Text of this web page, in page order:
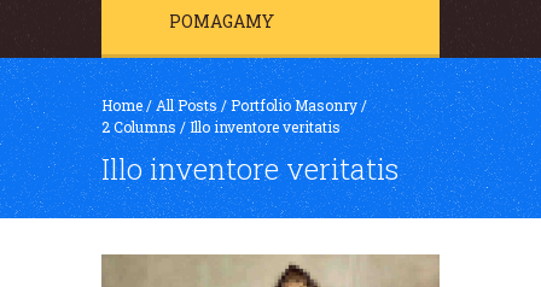
POMAGAMY
Home/All Posts/Portfolio Masonry/
2 Columns/Illo inventore veritatis
Illo inventore veritatis